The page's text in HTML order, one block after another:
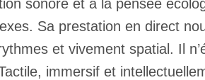
sonore et à la pensée
Sa prestation en direct
et vivement spatial. Il
immersif et